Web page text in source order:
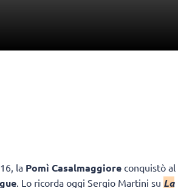
la Pomì Casalmaggiore conquistò al
. Lo ricorda oggi Sergio Martini su La